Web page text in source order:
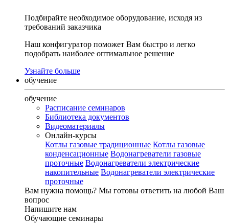
Подбирайте необходимое оборудование, исходя из
требований заказчика
Наш конфигуратор поможет Вам быстро и легко
подобрать наиболее оптимальное решение
Узнайте больше
обучение
обучение
Расписание семинаров
Библиотека документов
Видеоматериалы
Онлайн-курсы
Котлы газовые традиционные Котлы газовые
конденсационные Водонагреватели газовые
проточные Водонагреватели электрические
накопительные Водонагреватели электрические
проточные
Вам нужна помощь? Мы готовы ответить на любой Ваш
вопрос
Напишите нам
Обучающие семинары